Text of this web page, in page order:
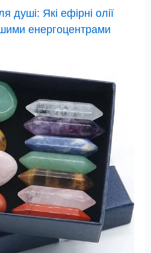
душі: Які ефірні олії
енергоцентрами